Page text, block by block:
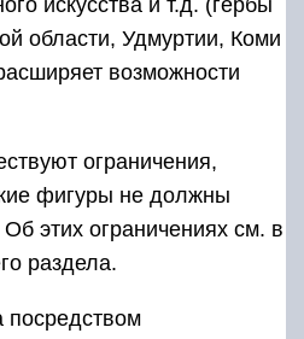
искусства и т.д. (гербы
области, Удмуртии, Коми
возможности
ограничения,
фигуры не должны
этих ограничениях см. в
раздела.
посредством